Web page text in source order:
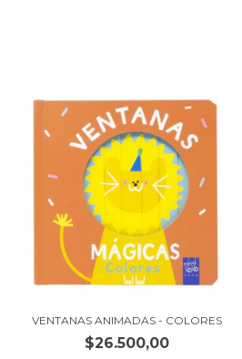
VENTANAS ANIMADAS - COLORES
$26.500,00